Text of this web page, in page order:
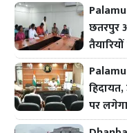
छतरपुर
पर